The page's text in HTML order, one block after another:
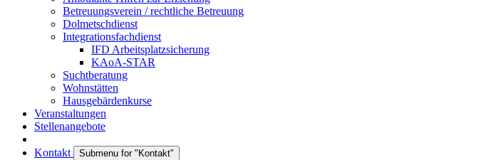
Betreuungsverein / rechtliche Betreuung
Dolmetschdienst
Integrationsfachdienst
IFD Arbeitsplatzsicherung
KAoA-STAR
Suchtberatung
Wohnstätten
Hausgebärdenkurse
Veranstaltungen
Stellenangebote
Kontakt Submenu for "Kontakt"